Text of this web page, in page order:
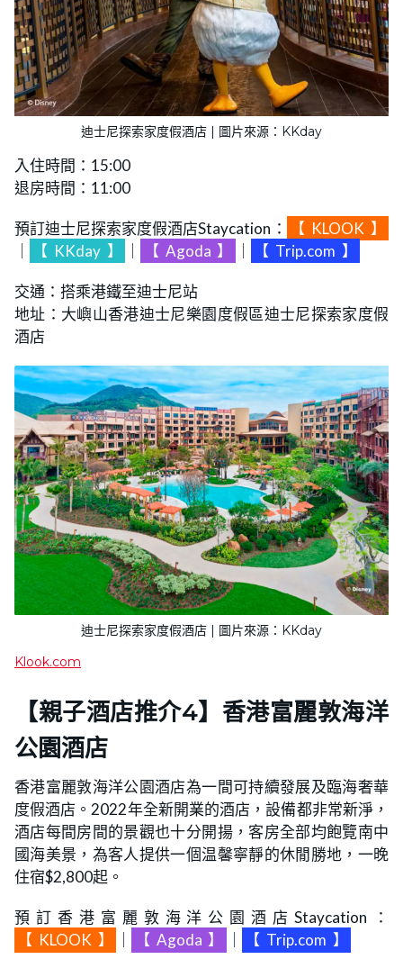
迪士尼探索家度假酒店 | 圖片來源：KKday
入住時間：15:00
退房時間：11:00
預訂迪士尼探索家度假酒店Staycation： 【 KLOOK 】
【 KKday 】 【 Agoda 】 【 Trip.com 】
交通：搭乘港鐵至迪士尼站
地址：大嶼山香港迪士尼樂園度假區迪士尼探索家度假
酒店
迪士尼探索家度假酒店 | 圖片來源：KKday
Klook.com
【親子酒店推介4】香港富麗敦海洋
公園酒店
香港富麗敦海洋公園酒店為一間可持續發展及臨海奢華
度假酒店。2022年全新開業的酒店，設備都非常新淨，
酒店每間房間的景觀也十分開揚，客房全部均飽覽南中
國海美景，為客人提供一個温馨寧靜的休閒勝地，一晚
住宿$2,800起。
預訂香港富麗敦海洋公園酒店Staycation：
【 KLOOK 】 【 Agoda 】 【 Trip.com 】